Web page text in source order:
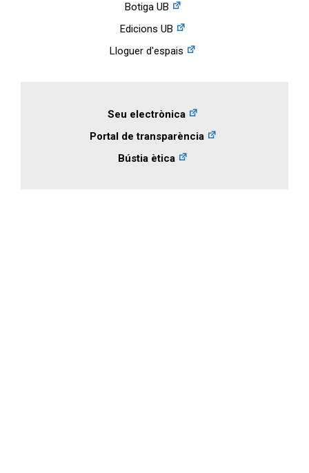
Botiga UB
Edicions UB
Lloguer d'espais
Seu electrònica
Portal de transparència
Bústia ètica